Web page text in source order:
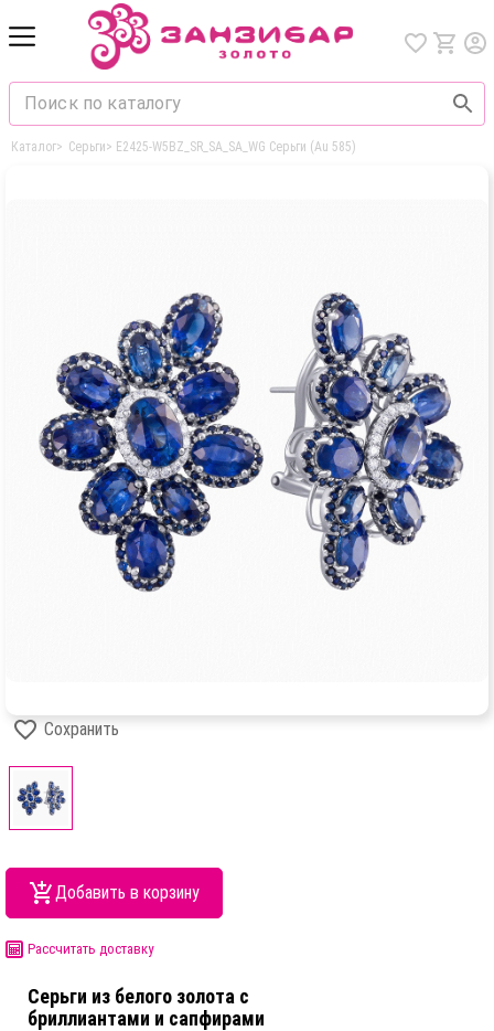
Каталог> Серьги> E2425-W5BZ_SR_SA_SA_WG Серьги (Au 585)
Сохранить
Добавить в корзину
Рассчитать доставку
Серьги из белого золота c
бриллиантами и сапфирами